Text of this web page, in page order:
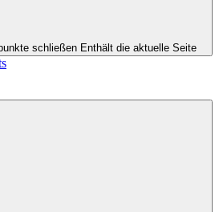
schließen Enthält die aktuelle Seite